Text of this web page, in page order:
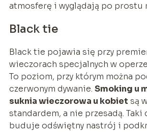
atmosferę i wyglądają po prostu
Black tie
Black tie pojawia się przy
wieczorach specjalnych w
To poziom, przy którym można
czerwonym dywanie. Smoking u
suknia wieczorowa u kobiet są
standardem, a nie przesadą. Taki
buduje odświętny nastrój i